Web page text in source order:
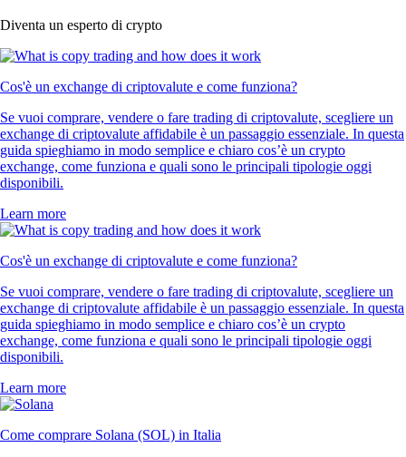
Diventa un esperto di crypto
Cos'è un exchange di criptovalute e come funziona?
Se vuoi comprare, vendere o fare trading di criptovalute, scegliere un
exchange di criptovalute affidabile è un passaggio essenziale. In questa
guida spieghiamo in modo semplice e chiaro cos’è un crypto
exchange, come funziona e quali sono le principali tipologie oggi
disponibili.
Learn more
Cos'è un exchange di criptovalute e come funziona?
Se vuoi comprare, vendere o fare trading di criptovalute, scegliere un
exchange di criptovalute affidabile è un passaggio essenziale. In questa
guida spieghiamo in modo semplice e chiaro cos’è un crypto
exchange, come funziona e quali sono le principali tipologie oggi
disponibili.
Learn more
Come comprare Solana (SOL) in Italia